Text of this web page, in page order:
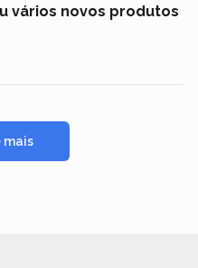
vários novos produtos
mais